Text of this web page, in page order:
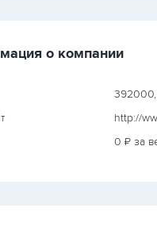
о компании
392000,
http://
0 ₽ за